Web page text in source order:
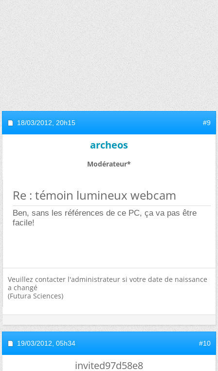
18/03/2012, 20h15 #9
archeos
Modérateur*
Re : témoin lumineux webcam
Ben, sans les références de ce PC, ça va pas être
facile!
Veuillez contacter l'administrateur si votre date de naissance
a changé
(Futura Sciences)
19/03/2012, 05h34 #10
invited97d58e8